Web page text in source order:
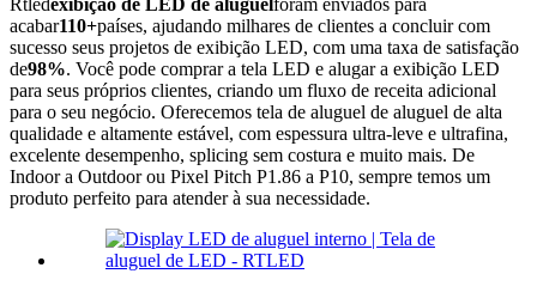
Rtledexibição de LED de aluguelforam enviados para
acabar110+países, ajudando milhares de clientes a concluir com
sucesso seus projetos de exibição LED, com uma taxa de satisfação
de98%. Você pode comprar a tela LED e alugar a exibição LED
para seus próprios clientes, criando um fluxo de receita adicional
para o seu negócio. Oferecemos tela de aluguel de aluguel de alta
qualidade e altamente estável, com espessura ultra-leve e ultrafina,
excelente desempenho, splicing sem costura e muito mais. De
Indoor a Outdoor ou Pixel Pitch P1.86 a P10, sempre temos um
produto perfeito para atender à sua necessidade.